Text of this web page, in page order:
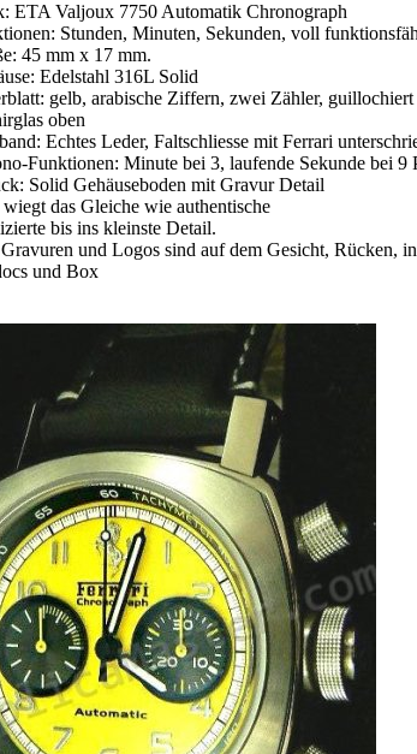
ETA Valjoux 7750 Automatik Chronograph
Stunden, Minuten, Sekunden, voll
45 mm x 17 mm.
Edelstahl 316L Solid
gelb, arabische Ziffern, zwei Zähler, guillochiert
oben
Echtes Leder, Faltschliesse mit Ferrari
Funktionen: Minute bei 3, laufende Sekunde bei 9
Solid Gehäuseboden mit Gravur Detail
das Gleiche wie authentische
bis ins kleinste Detail.
und Logos sind auf dem Gesicht, Rücken,
und Box